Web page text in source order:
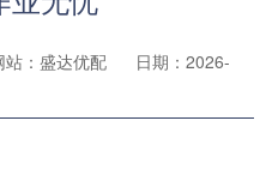
站：盛达优配
日期：2026-